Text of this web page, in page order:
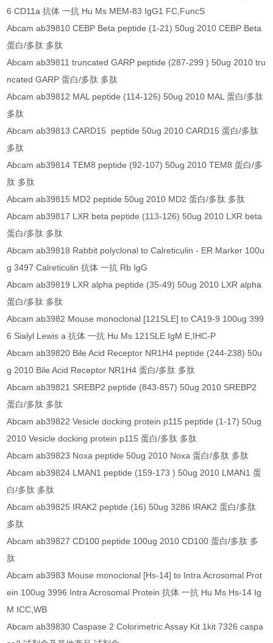
6 CD11a 抗体 一抗 Hu Ms MEM-83 IgG1 FC,FuncS
Abcam ab39810 CEBP Beta peptide (1-21) 50ug 2010 CEBP Beta
蛋白/多肽 多肽
Abcam ab39811 truncated GARP peptide (287-299 ) 50ug 2010 tru
ncated GARP 蛋白/多肽 多肽
Abcam ab39812 MAL peptide (114-126) 50ug 2010 MAL 蛋白/多肽
多肽
Abcam ab39813 CARD15 peptide 50ug 2010 CARD15 蛋白/多肽
多肽
Abcam ab39814 TEM8 peptide (92-107) 50ug 2010 TEM8 蛋白/多
肽 多肽
Abcam ab39815 MD2 peptide 50ug 2010 MD2 蛋白/多肽 多肽
Abcam ab39817 LXR beta peptide (113-126) 50ug 2010 LXR beta
蛋白/多肽 多肽
Abcam ab39818 Rabbit polyclonal to Calreticulin - ER Marker 100u
g 3497 Calreticulin 抗体 一抗 Rb IgG
Abcam ab39819 LXR alpha peptide (35-49) 50ug 2010 LXR alpha
蛋白/多肽 多肽
Abcam ab3982 Mouse monoclonal [121SLE] to CA19-9 100ug 399
6 Sialyl Lewis a 抗体 一抗 Hu Ms 121SLE IgM E,IHC-P
Abcam ab39820 Bile Acid Receptor NR1H4 peptide (244-238) 50u
g 2010 Bile Acid Receptor NR1H4 蛋白/多肽 多肽
Abcam ab39821 SREBP2 peptide (843-857) 50ug 2010 SREBP2
蛋白/多肽 多肽
Abcam ab39822 Vesicle docking protein p115 peptide (1-17) 50ug
2010 Vesicle docking protein p115 蛋白/多肽 多肽
Abcam ab39823 Noxa peptide 50ug 2010 Noxa 蛋白/多肽 多肽
Abcam ab39824 LMAN1 peptide (159-173 ) 50ug 2010 LMAN1 蛋
白/多肽 多肽
Abcam ab39825 IRAK2 peptide (16) 50ug 3286 IRAK2 蛋白/多肽
多肽
Abcam ab39827 CD100 peptide 100ug 2010 CD100 蛋白/多肽 多
肽
Abcam ab3983 Mouse monoclonal [Hs-14] to Intra Acrosomal Prot
ein 100ug 3996 Intra Acrosomal Protein 抗体 一抗 Hu Ms Hs-14 Ig
M ICC,WB
Abcam ab39830 Caspase 2 Colorimetric Assay Kit 1kit 7326 caspa